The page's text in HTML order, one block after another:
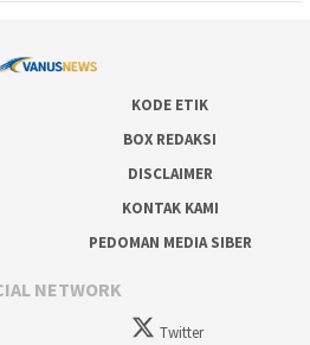
KODE ETIK
BOX REDAKSI
DISCLAIMER
KONTAK KAMI
PEDOMAN MEDIA SIBER
NETWORK
Twitter